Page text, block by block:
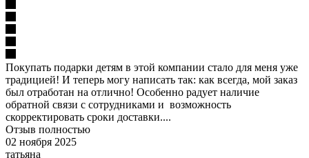
Покупать подарки детям в этой компании стало для меня уже
традицией! И теперь могу написать так: как всегда, мой заказ
был отработан на отлично! Особенно радует наличие
обратной связи с сотрудниками и возможность
скорректировать сроки доставки....
Отзыв полностью
02 ноября 2025
татьяна